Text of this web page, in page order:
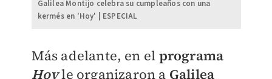
Galilea Montijo celebra su cumpleaños con una
kermés en 'Hoy' | ESPECIAL
Más adelante, en el programa
Hoyle organizaron a Galilea